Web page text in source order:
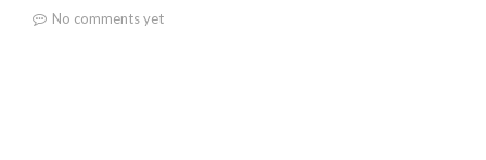
No comments yet